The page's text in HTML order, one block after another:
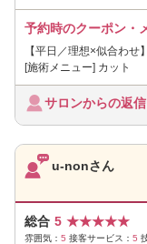
予約時のクーポン・
【平日／理想×似合わせ
[施術メニュー] カット
サロンからの返
u-nonさん
総合 5 ★★★★★
雰囲気： 5 接客サービス： 5